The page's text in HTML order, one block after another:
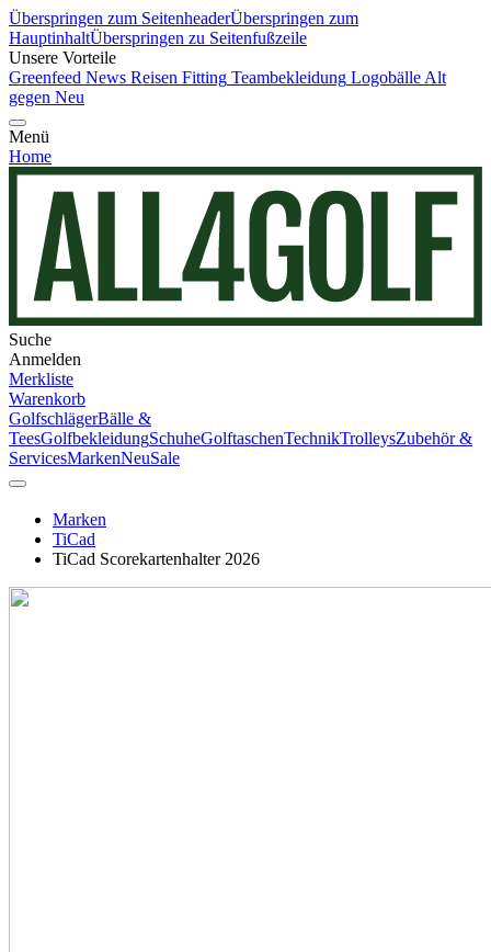
Überspringen zum SeitenheaderÜberspringen zum
HauptinhaltÜberspringen zu Seitenfußzeile
Unsere Vorteile
Greenfeed News Reisen Fitting Teambekleidung Logobälle Alt
gegen Neu
Menü
Home
Suche
Anmelden
Merkliste
Warenkorb
GolfschlägerBälle &
TeesGolfbekleidungSchuheGolftaschenTechnikTrolleysZubehör &
ServicesMarkenNeuSale
Marken
TiCad
TiCad Scorekartenhalter 2026